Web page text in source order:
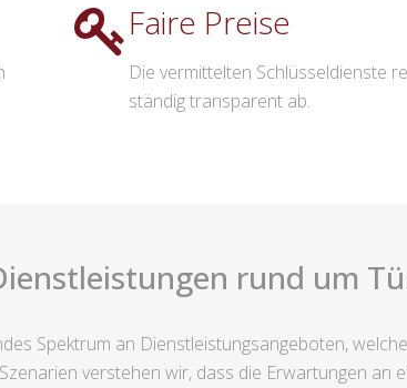
Faire Preise
Die vermittelten Schlüsseldienste
ständig transparent ab.
rund um
Spektrum an Dienstleistungsangeboten,
verstehen wir, dass die Erwartungen an